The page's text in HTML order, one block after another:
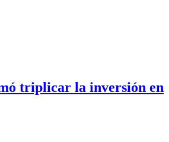
triplicar la inversión en